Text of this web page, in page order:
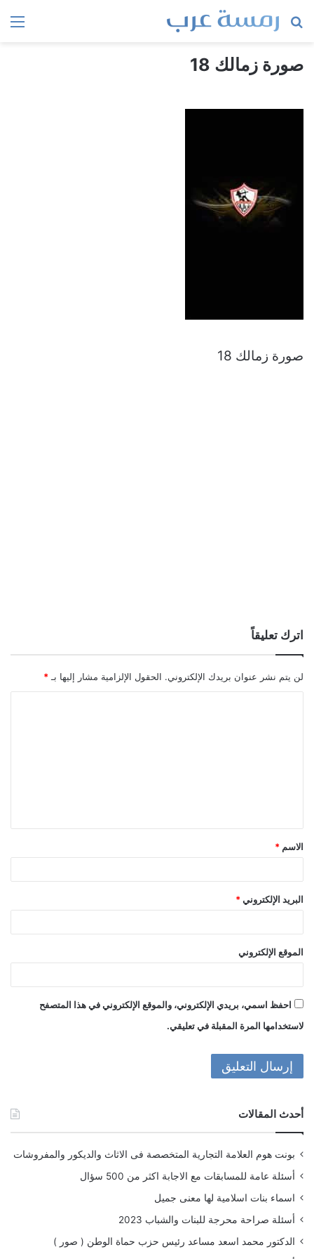
بحث
صورة زمالك 18
صورة زمالك 18
اترك تعليقاً
لن يتم نشر عنوان بريدك الإلكتروني. الحقول الإلزامية مشار إليها بـ *
ق
*
الاسم *
البريد الإلكتروني *
الموقع الإلكتروني
احفظ اسمي، بريدي الإلكتروني، والموقع الإلكتروني في هذا المتصفح
لاستخدامها المرة المقبلة في تعليقي.
أحدث المقالات
بونت هوم العلامة التجارية المتخصصة فى الاثاث والديكور والمفروشات
أسئلة عامة للمسابقات مع الاجابة اكثر من 500 سؤال
اسماء بنات اسلامية لها معنى جميل
أسئلة صراحة محرجة للبنات والشباب 2023
الدكتور محمد اسعد مساعد رئيس حزب حماة الوطن ( صور )